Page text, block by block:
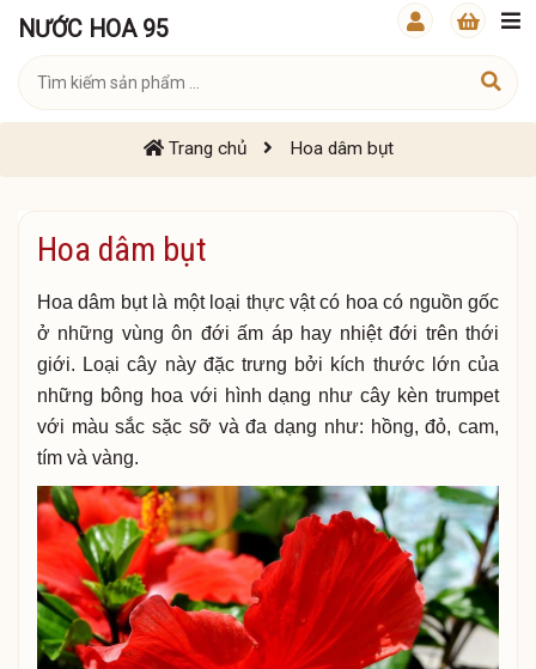
NƯỚC HOA 95
Trang chủ Hoa dâm bụt
Hoa dâm bụt
Hoa dâm bụt là một loại thực vật có hoa có nguồn gốc
ở những vùng ôn đới ấm áp hay nhiệt đới trên thới
giới. Loại cây này đặc trưng bởi kích thước lớn của
những bông hoa với hình dạng như cây kèn trumpet
với màu sắc sặc sỡ và đa dạng như: hồng, đỏ, cam,
tím và vàng.